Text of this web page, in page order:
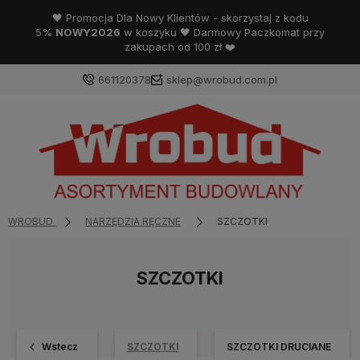
🖤 Promocja Dla Nowy Klientów - skorzystaj z kodu
5% NOWY2026 w koszyku 🖤 Darmowy Paczkomat przy
zakupach od 100 zł ❤️
661120378 sklep@wrobud.com.pl
WROBUD NARZĘDZIA RĘCZNE SZCZOTKI
SZCZOTKI
Wstecz SZCZOTKI SZCZOTKI DRUCIANE